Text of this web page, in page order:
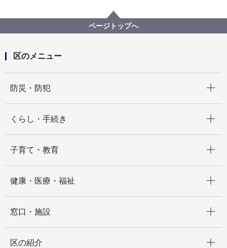
西区役所 窓口案内・フロアマップ
ページトップへ
区のメニュー
防災・防犯
くらし・手続き
子育て・教育
健康・医療・福祉
窓口・施設
区の紹介